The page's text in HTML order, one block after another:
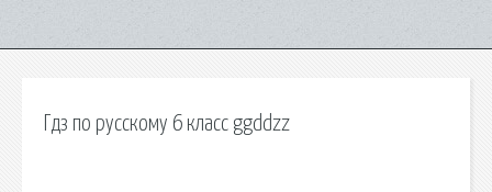
Гдз по русскому 6 класс ggddzz